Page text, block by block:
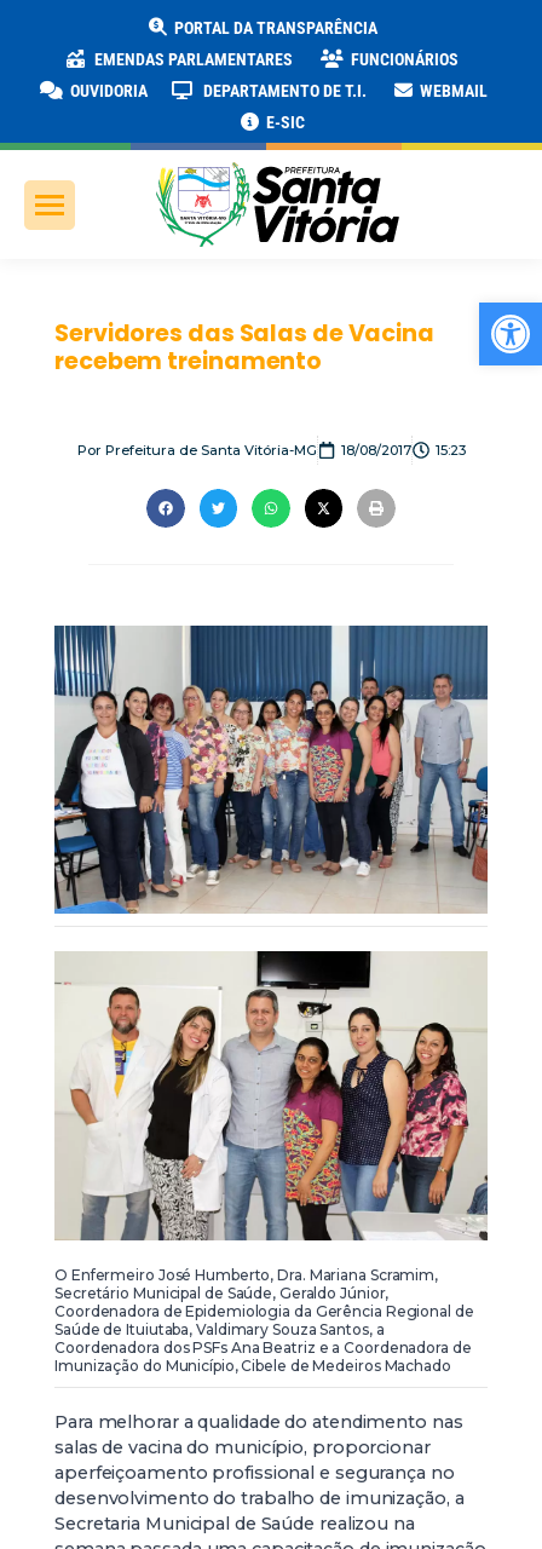
PORTAL DA TRANSPARÊNCIA
EMENDAS PARLAMENTARES
FUNCIONÁRIOS
OUVIDORIA
DEPARTAMENTO DE T.I.
WEBMAIL
E-SIC
Servidores das Salas de Vacina
recebem treinamento
PorPrefeitura de Santa Vitória-MG 18/08/2017 15:23
O Enfermeiro José Humberto, Dra. Mariana Scramim,
Secretário Municipal de Saúde, Geraldo Júnior,
Coordenadora de Epidemiologia da Gerência Regional de
Saúde de Ituiutaba, Valdimary Souza Santos, a
Coordenadora dos PSFs Ana Beatriz e a Coordenadora de
Imunização do Município, Cibele de Medeiros Machado
Para melhorar a qualidade do atendimento nas
salas de vacina do município, proporcionar
aperfeiçoamento profissional e segurança no
desenvolvimento do trabalho de imunização, a
Secretaria Municipal de Saúde realizou na